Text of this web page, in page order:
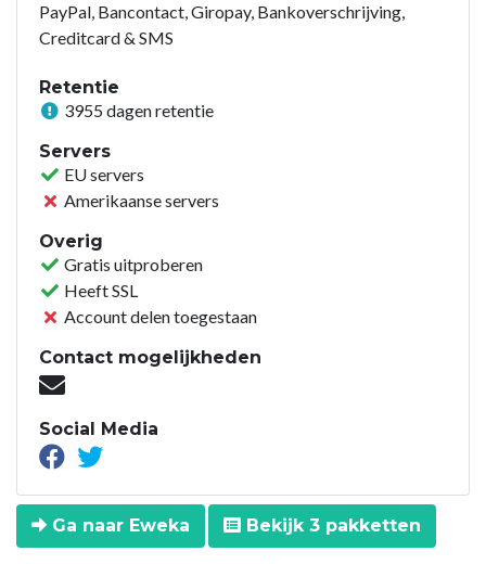
PayPal, Bancontact, Giropay, Bankoverschrijving,
Creditcard & SMS
Retentie
3955 dagen retentie
Servers
EU servers
Amerikaanse servers
Overig
Gratis uitproberen
Heeft SSL
Account delen toegestaan
Contact mogelijkheden
Social Media
Ga naar Eweka Bekijk 3 pakketten